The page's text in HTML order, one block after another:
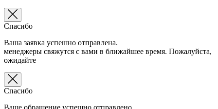
Спасибо
Ваша заявка успешно отправлена.
менеджеры свяжутся с вами в ближайшее время. Пожалуйста,
ожидайте
Спасибо
Ваше обращение успешно отправлено.